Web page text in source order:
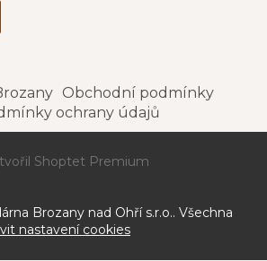
Obchodní podmínky
ochrany údajů
Shoptet Premium
Brozany nad Ohří s.r.o.. Všechna
nastavení cookies